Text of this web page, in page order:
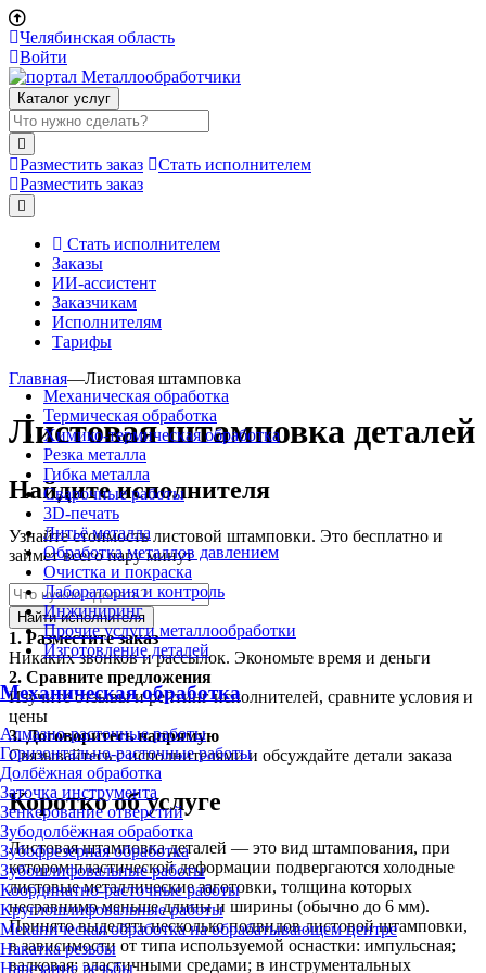
Челябинская область
Войти
Каталог услуг
Разместить заказ
Стать исполнителем
Разместить заказ
Стать исполнителем
Заказы
ИИ-ассистент
Заказчикам
Исполнителям
Тарифы
Механическая обработка
Термическая обработка
Химико-термическая обработка
Резка металла
Гибка металла
Сварочные работы
3D-печать
Литьё металла
Обработка металлов давлением
Очистка и покраска
Лаборатория и контроль
Инжиниринг
Прочие услуги металлообработки
Изготовление деталей
Механическая обработка
Алмазно-расточные работы
Горизонтально-расточные работы
Долбёжная обработка
Заточка инструмента
Зенкерование отверстий
Зубодолбёжная обработка
Зубофрезерная обработка
Зубошлифовальные работы
Координатно-расточные работы
Круглошлифовальные работы
Механическая обработка на обрабатывающем центре
Накатка резьбы
Нарезание резьбы
Главная—Листовая штамповка
Листовая штамповка деталей
Найдите исполнителя
Узнайте стоимость листовой штамповки. Это бесплатно и
займет всего пару минут
Найти исполнителя
1. Разместите заказ
Никаких звонков и рассылок. Экономьте время и деньги
2. Сравните предложения
Изучите отзывы и рейтинг исполнителей, сравните условия и
цены
3.Договоритесь напрямую
Связывайтесь с исполнителями и обсуждайте детали заказа
Коротко об услуге
Листовая штамповка деталей — это вид штампования, при
котором пластической деформации подвергаются холодные
листовые металлические заготовки, толщина которых
несравнимо меньше длины и ширины (обычно до 6 мм).
Принято выделять несколько подвидов листовой штамповки,
в зависимости от типа используемой оснастки: импульсная;
валковая; эластичными средами; в инструментальных